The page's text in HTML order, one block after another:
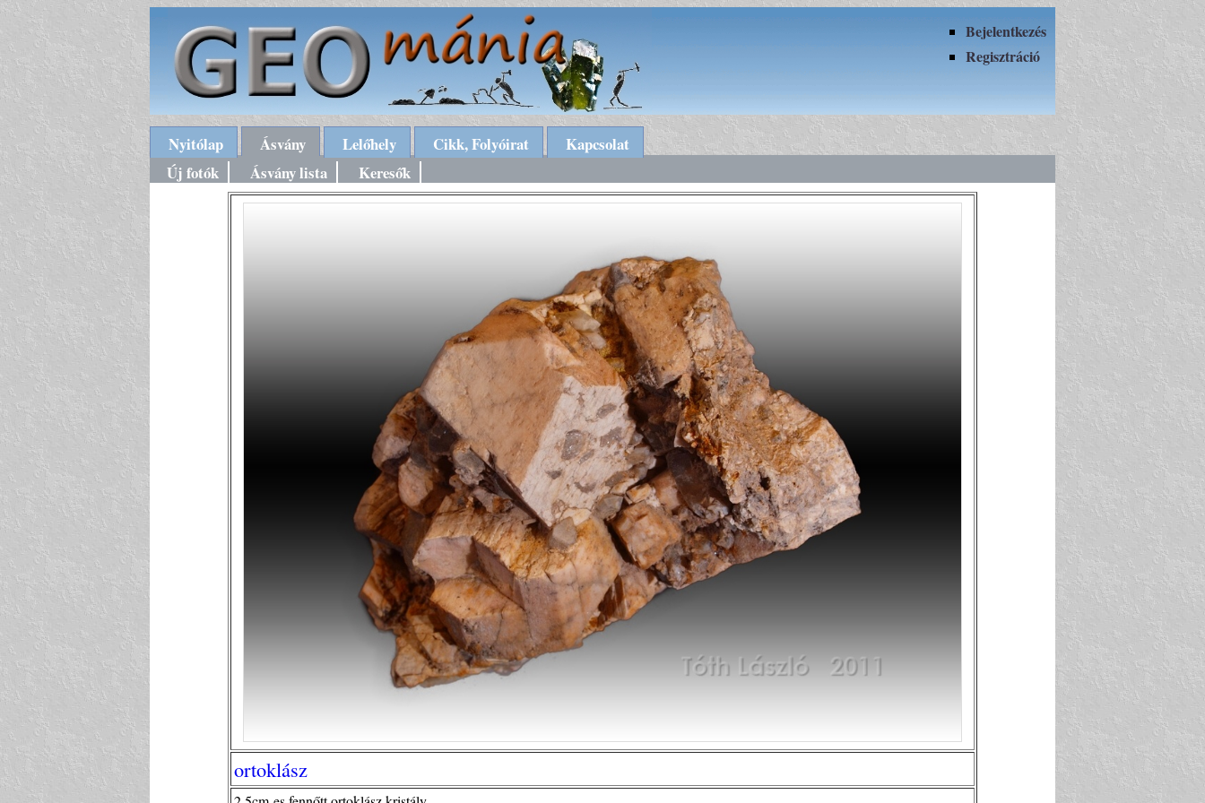
Bejelentkezés
Regisztráció
Nyitólap Ásvány Lelőhely Cikk, Folyóirat
Kapcsolat
Új fotók
Ásvány lista Keresők
ortoklász